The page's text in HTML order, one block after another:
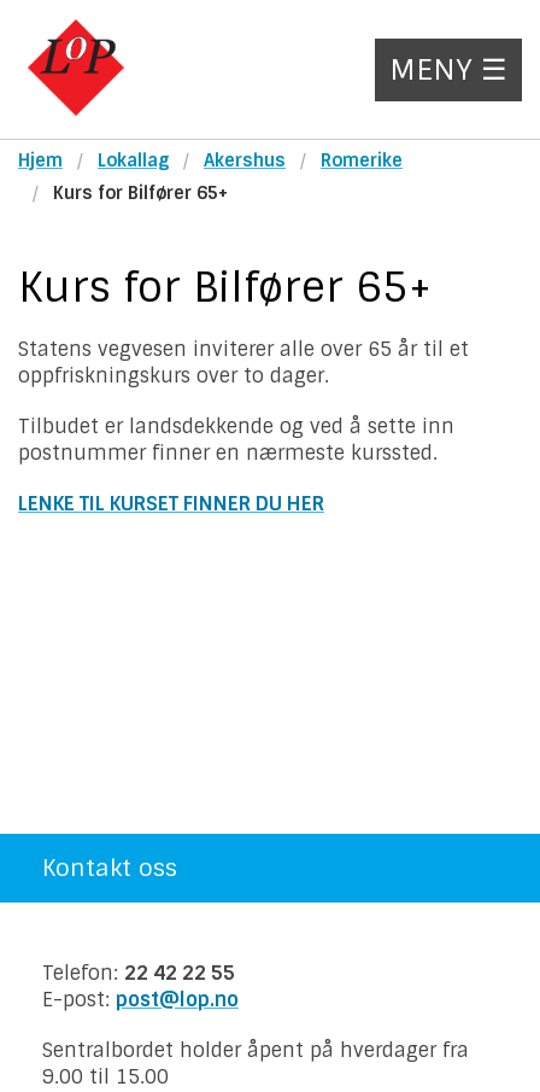
MENY ☰
Hjem Lokallag Akershus
Romerike
Kurs for Bilfører 65+
Kurs for Bilfører 65+
Statens vegvesen inviterer alle over 65 år til et
oppfriskningskurs over to dager.
Tilbudet er landsdekkende og ved å sette inn
postnummer finner en nærmeste kurssted.
LENKE TIL KURSET FINNER DU HER
Kontakt oss
Telefon: 22 42 22 55
E-post: post@lop.no
Sentralbordet holder åpent på hverdager fra
9.00 til 15.00